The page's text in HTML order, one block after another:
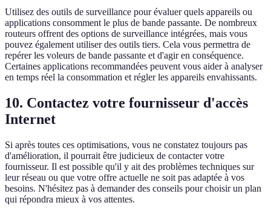
Utilisez des outils de surveillance pour évaluer quels appareils ou
applications consomment le plus de bande passante. De nombreux
routeurs offrent des options de surveillance intégrées, mais vous
pouvez également utiliser des outils tiers. Cela vous permettra de
repérer les voleurs de bande passante et d'agir en conséquence.
Certaines applications recommandées peuvent vous aider à analyser
en temps réel la consommation et régler les appareils envahissants.
10. Contactez votre fournisseur d'accès
Internet
Si après toutes ces optimisations, vous ne constatez toujours pas
d'amélioration, il pourrait être judicieux de contacter votre
fournisseur. Il est possible qu'il y ait des problèmes techniques sur
leur réseau ou que votre offre actuelle ne soit pas adaptée à vos
besoins. N'hésitez pas à demander des conseils pour choisir un plan
qui répondra mieux à vos attentes.